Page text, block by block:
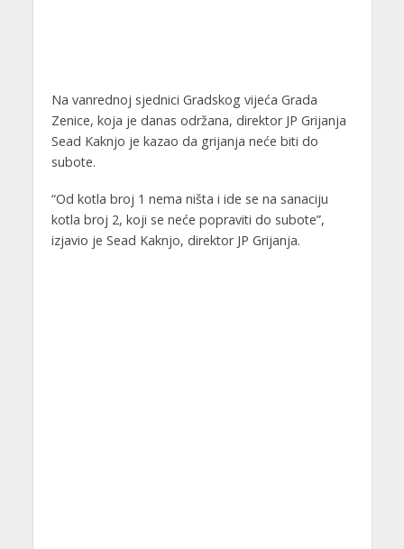
Na vanrednoj sjednici Gradskog vijeća Grada
Zenice, koja je danas održana, direktor JP Grijanja
Sead Kaknjo je kazao da grijanja neće biti do
subote.
“Od kotla broj 1 nema ništa i ide se na sanaciju
kotla broj 2, koji se neće popraviti do subote”,
izjavio je Sead Kaknjo, direktor JP Grijanja.